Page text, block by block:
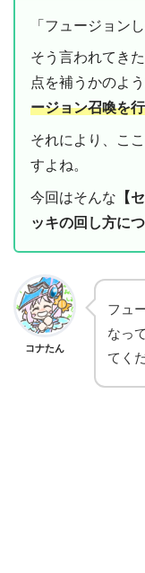
「フュージョン
そう言われてき
点を補うかのよ
ージョン召喚を
それにより、こ
すよね。
今回はそんな 【
ッキの回し方に
コナたん
フュ
なっ
てく